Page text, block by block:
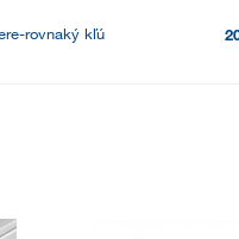
rovnaký kľú